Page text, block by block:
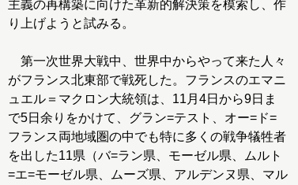
主義の再構築に向けた革新的解決策を模索し、作
り上げようと試みる。
第一次世界大戦中、世界中からやって来た人々
がフランス北東部で戦死した。フランスのエマニ
ュエル＝マクロン大統領は、11月4日から9日ま
で5日余りをかけて、グラン=テスト、オー=ド=
フランス両地域圏の中でも特に多くの戦争犠牲者
を出した11県（バ=ラン県、モーゼル県、ムルト
=エ=モーゼル県、ムーズ県、アルデンヌ県、マル